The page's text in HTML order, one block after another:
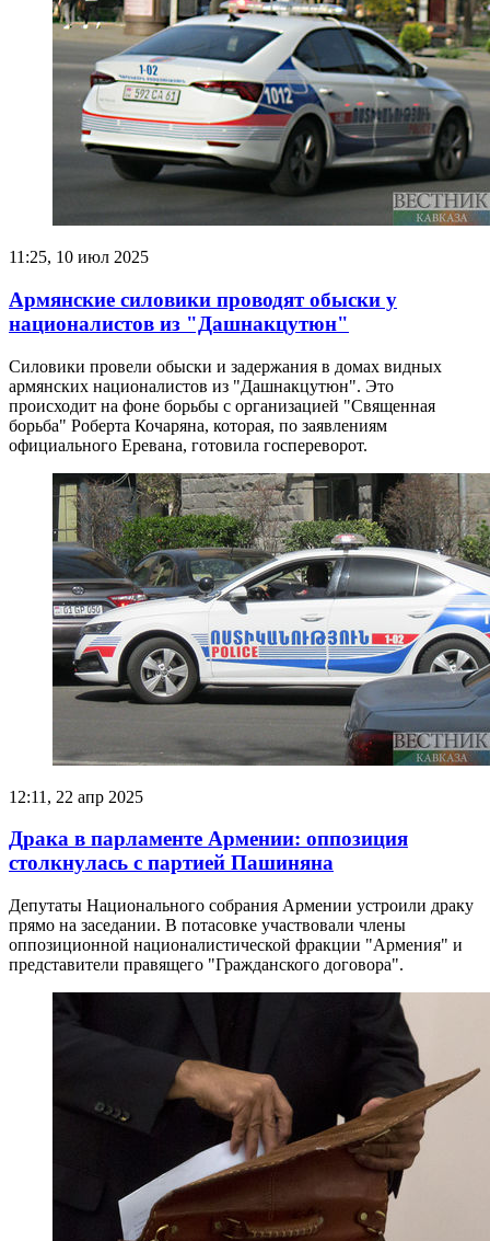
11:25, 10 июл 2025
Армянские силовики проводят обыски у
националистов из "Дашнакцутюн"
Силовики провели обыски и задержания в домах видных
армянских националистов из "Дашнакцутюн". Это
происходит на фоне борьбы с организацией "Священная
борьба" Роберта Кочаряна, которая, по заявлениям
официального Еревана, готовила госпереворот.
12:11, 22 апр 2025
Драка в парламенте Армении: оппозиция
столкнулась с партией Пашиняна
Депутаты Национального собрания Армении устроили драку
прямо на заседании. В потасовке участвовали члены
оппозиционной националистической фракции "Армения" и
представители правящего "Гражданского договора".